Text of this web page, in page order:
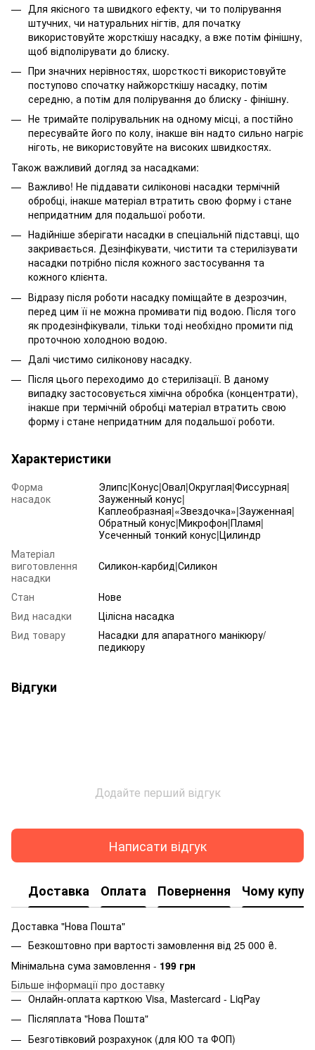
Для якісного та швидкого ефекту, чи то полірування
штучних, чи натуральних нігтів, для початку
використовуйте жорсткішу насадку, а вже потім фінішну,
щоб відполірувати до блиску.
При значних нерівностях, шорсткості використовуйте
поступово спочатку найжорсткішу насадку, потім
середню, а потім для полірування до блиску - фінішну.
Не тримайте полірувальник на одному місці, а постійно
пересувайте його по колу, інакше він надто сильно нагріє
ніготь, не використовуйте на високих швидкостях.
Також важливий догляд за насадками:
Важливо! Не піддавати силіконові насадки термічній
обробці, інакше матеріал втратить свою форму і стане
непридатним для подальшої роботи.
Надійніше зберігати насадки в спеціальній підставці, що
закривається. Дезінфікувати, чистити та стерилізувати
насадки потрібно після кожного застосування та
кожного клієнта.
Відразу після роботи насадку поміщайте в дезрозчин,
перед цим її не можна промивати під водою. Після того
як продезінфікували, тільки тоді необхідно промити під
проточною холодною водою.
Далі чистимо силіконову насадку.
Після цього переходимо до стерилізації. В даному
випадку застосовується хімічна обробка (концентрати),
інакше при термічній обробці матеріал втратить свою
форму і стане непридатним для подальшої роботи.
Характеристики
Форма
насадок
Элипс|Конус|Овал|Округлая|Фиссурная|
Зауженный конус|
Каплеобразная|«Звездочка»|Зауженная|
Обратный конус|Микрофон|Пламя|
Усеченный тонкий конус|Цилиндр
Матеріал
виготовлення
насадки
Силикон-карбид|Силикон
Стан
Нове
Вид насадки
Цілісна насадка
Вид товару
Насадки для апаратного манікюру/
педикюру
Відгуки
Додайте перший відгук
Написати відгук
Доставка Оплата Повернення Чому
Доставка "Нова Пошта"
Безкоштовно при вартості замовлення від 25 000 ₴.
Мінімальна сума замовлення - 199 грн
Більше інформації про доставку
Онлайн-оплата карткою Visa, Mastercard - LiqPay
Післяплата "Нова Пошта"
Безготівковий розрахунок (для ЮО та ФОП)